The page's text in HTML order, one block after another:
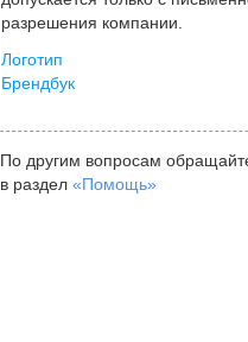
разрешения компании.
Логотип
Брендбук
По другим вопросам
в раздел «Помощь»